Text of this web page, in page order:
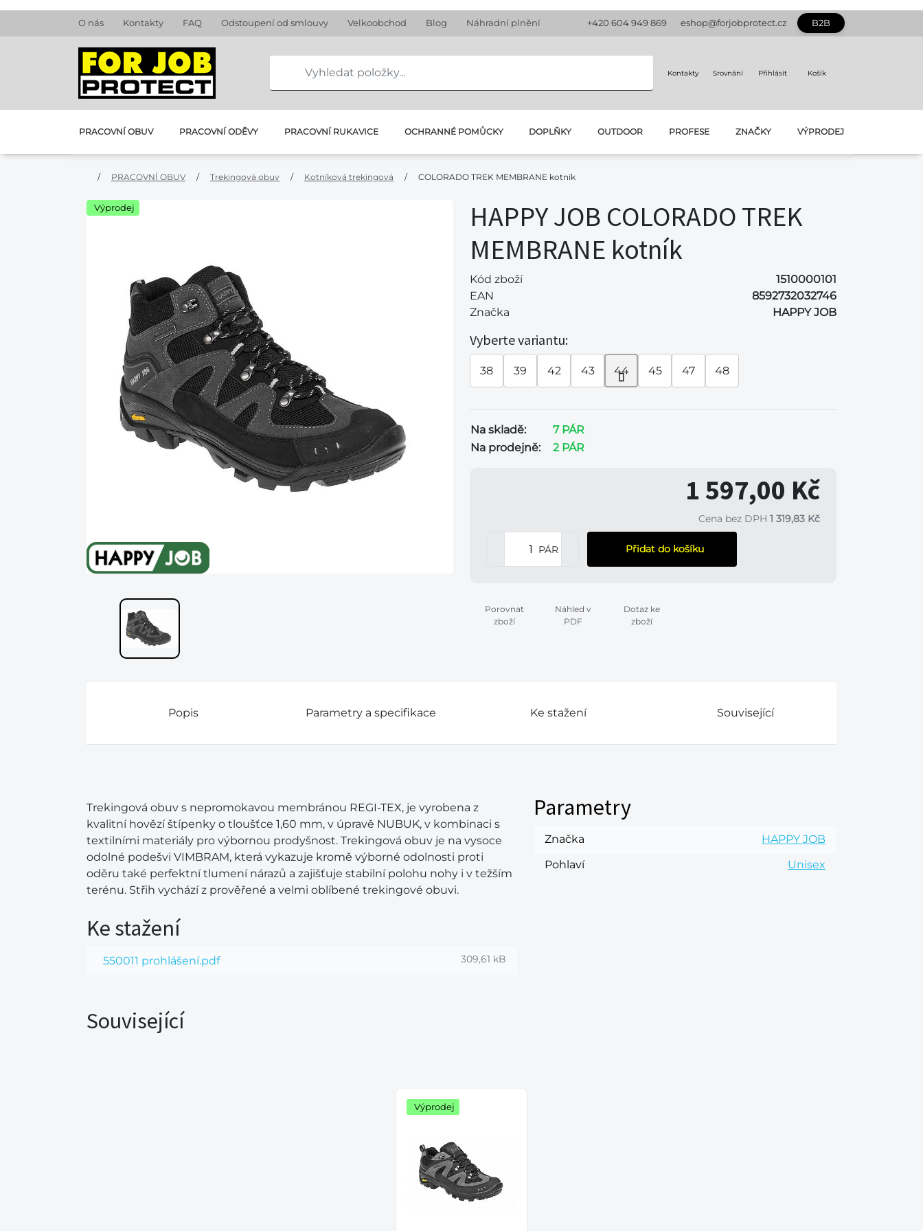
O nás Kontakty FAQ Odstoupení od smlouvy Velkoobchod Blog Náhradní plnění +420 604 949 869 eshop@forjobprotect.cz B2B
Kontakty Srovnání Přihlásit Košík
PRACOVNÍ OBUV PRACOVNÍ ODĚVY PRACOVNÍ RUKAVICE OCHRANNÉ POMŮCKY DOPLŇKY OUTDOOR PROFESE ZNAČKY VÝPRODEJ
/ PRACOVNÍ OBUV / Trekingová obuv / Kotníková trekingová / COLORADO TREK MEMBRANE kotník
Výprodej
HAPPY JOB COLORADO TREK
MEMBRANE kotník
Kód zboží
1510000101
EAN
8592732032746
Značka
HAPPY JOB
Vyberte variantu:
38 39 42 43 44 45 47 48
Na skladě:
7 PÁR
Na prodejně:
2 PÁR
1 597,00 Kč
Cena bez DPH 1 319,83 Kč
PÁR Přidat do košíku
Porovnat
zboží
Náhled v
PDF
Dotaz ke
zboží
Popis Parametry a specifikace Ke stažení Související
Trekingová obuv s nepromokavou membránou REGI-TEX, je vyrobena z
kvalitní hovězí štípenky o tloušťce 1,60 mm, v úpravě NUBUK, v kombinaci s
textilními materiály pro výbornou prodyšnost. Trekingová obuv je na vysoce
odolné podešvi VIMBRAM, která vykazuje kromě výborné odolnosti proti
oděru také perfektní tlumení nárazů a zajišťuje stabilní polohu nohy i v težším
terénu. Střih vychází z prověřené a velmi oblíbené trekingové obuvi.
Ke stažení
550011 prohlášení.pdf 309,61 kB
Parametry
Značka
HAPPY JOB
Pohlaví
Unisex
Související
Výprodej